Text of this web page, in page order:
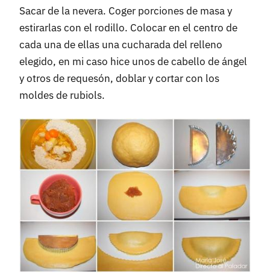
Sacar de la nevera. Coger porciones de masa y
estirarlas con el rodillo. Colocar en el centro de
cada una de ellas una cucharada del relleno
elegido, en mi caso hice unos de cabello de ángel
y otros de requesón, doblar y cortar con los
moldes de rubiols.